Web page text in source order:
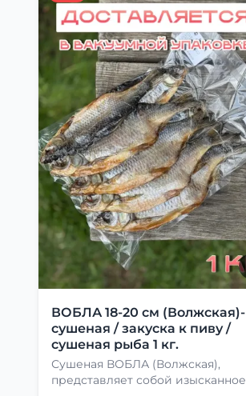
ВОБЛА 18-20 см (Волжская)-
сушеная / закуска к пиву /
сушеная рыба 1 кг.
Сушеная ВОБЛА (Волжская),
представляет собой изысканное